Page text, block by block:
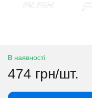
В наявності
474 грн/шт.